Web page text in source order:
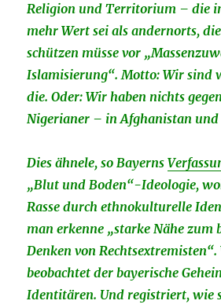
Religion und Territorium – die
mehr Wert sei als andernorts,
schützen müsse vor
Islamisierung“. Motto: Wir sind
die. Oder: Wir haben nichts
Nigerianer – in Afghanistan und
Dies ähnele, so Bayerns
„Blut und Boden“-Ideologie,
Rasse durch ethnokulturelle
man erkenne „starke Nähe zum
Denken von
beobachtet der bayerische
Identitären. Und registriert, wie